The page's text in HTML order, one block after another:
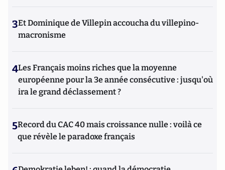
3Et Dominique de Villepin accoucha du villepino-
macronisme
4Les Français moins riches que la moyenne
européenne pour la 3e année consécutive : jusqu'où
ira le grand déclassement ?
5Record du CAC 40 mais croissance nulle : voilà ce
que révèle le paradoxe français